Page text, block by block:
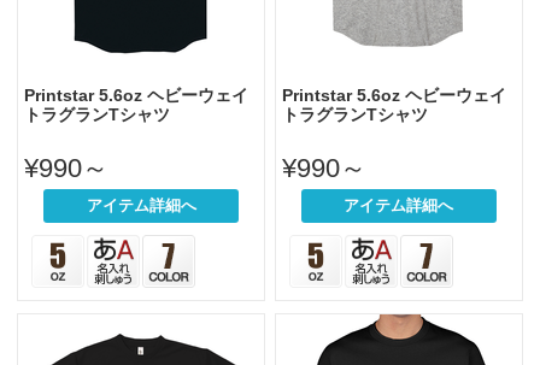
Printstar 5.6oz ヘビーウェイ
トラグランTシャツ
¥990～
アイテム詳細へ
Printstar 5.6oz ヘビーウェイ
トラグランTシャツ
¥990～
アイテム詳細へ